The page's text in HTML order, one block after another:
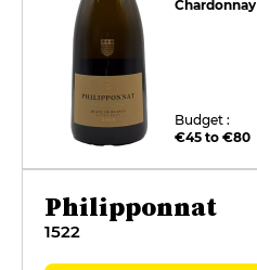
Chardonnay
Budget :
€45 to €80
Philipponnat
1522